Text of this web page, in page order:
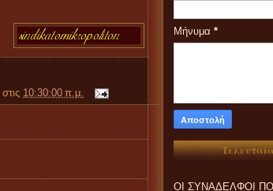
στις 10:30:00 π.μ.
Μήνυμα *
ΕΝΔΙΑΦΕΡΟΝΤΑΙ